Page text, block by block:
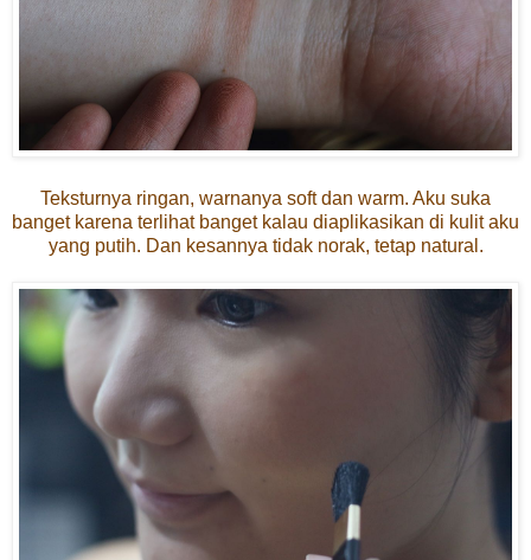
Teksturnya ringan, warnanya soft dan warm. Aku suka
banget karena terlihat banget kalau diaplikasikan di kulit aku
yang putih. Dan kesannya tidak norak, tetap natural.